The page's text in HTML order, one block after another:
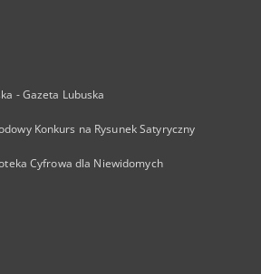
- Gazeta Lubuska
Konkurs na Rysunek Satyryczny
Cyfrowa dla Niewidomych